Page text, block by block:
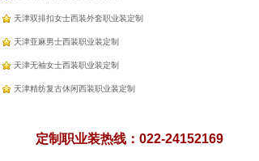
天津双排扣女士西装外套职业装定制
天津亚麻男士西装职业装定制
天津无袖女士西装职业装定制
天津精纺复古休闲西装职业装定制
定制职业装热线：022-24152169